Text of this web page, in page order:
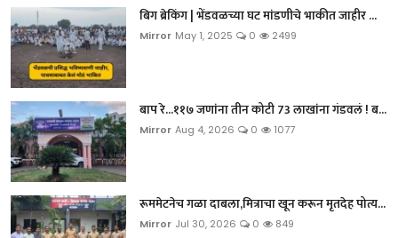
बिग ब्रेकिंग | भेंडवळच्या घट मांडणीचे भाकीत जाहीर ...
Mirror May 1, 2025 0 2499
बाप रे...११७ जणांना तीन कोटी 73 लाखांना गंडवलं ! ब...
Mirror Aug 4, 2026 0 1077
रूममेटनेच गळा दाबला,मित्राचा खून करून मृतदेह पोत्य...
Mirror Jul 30, 2026 0 849